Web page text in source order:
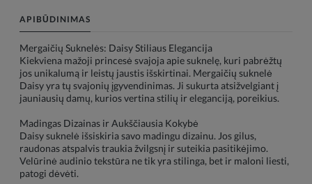
APIBŪDINIMAS
Mergaičių Suknelės: Daisy Stiliaus Elegancija
Kiekviena mažoji princesė svajoja apie suknelę, kuri pabrėžtų
jos unikalumą ir leistų jaustis išskirtinai. Mergaičių suknelė
Daisy yra tų svajonių įgyvendinimas. Ji sukurta atsižvelgiant į
jauniausių damų, kurios vertina stilių ir eleganciją, poreikius.
Madingas Dizainas ir Aukščiausia Kokybė
Daisy suknelė išsiskiria savo madingu dizainu. Jos gilus,
raudonas atspalvis traukia žvilgsnį ir suteikia pasitikėjimo.
Velūrinė audinio tekstūra ne tik yra stilinga, bet ir maloni liesti,
patogi dėvėti.